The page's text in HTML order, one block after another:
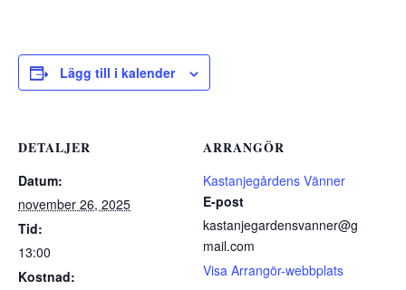
Lägg till i kalender
DETALJER
Datum:
november 26, 2025
Tid:
13:00
Kostnad:
ARRANGÖR
Kastanjegårdens Vänner
E-post
kastanjegardensvanner@g
mail.com
Visa Arrangör-webbplats